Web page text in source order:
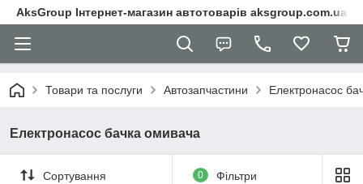
AksGroup Інтернет-магазин автотоварів aksgroup.com.ua
Товари та послуги Автозапчастини Електронасос
Електронасос бачка омивача
Сортування 0 Фільтри